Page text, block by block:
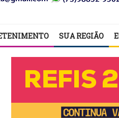
SUA REGIÃO